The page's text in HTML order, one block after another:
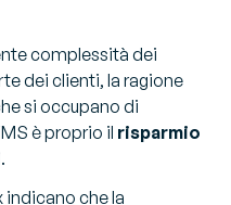
complessità dei
dei clienti, la ragione
si occupano di
è proprio il risparmio
.
che la